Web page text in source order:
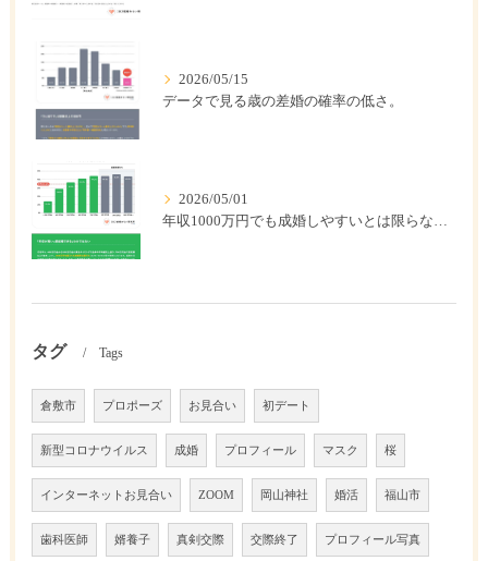
2026/05/15
データで見る歳の差婚の確率の低さ。
2026/05/01
年収1000万円でも成婚しやすいとは限らない? 「年収帯別の成婚率」のリアル
タグ Tags
倉敷市 プロポーズ お見合い 初デート
新型コロナウイルス 成婚 プロフィール マスク 桜
インターネットお見合い ZOOM 岡山神社 婚活 福山市
歯科医師 婿養子 真剣交際 交際終了 プロフィール写真